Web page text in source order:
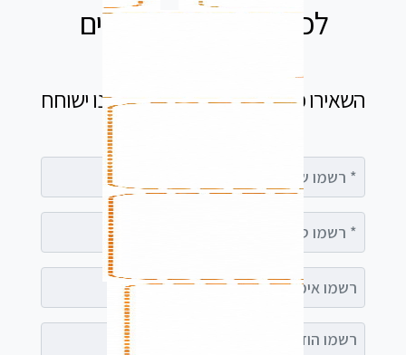
לכל שאלה אנחנו זמינים
השאירו פרטים בטופס ומיד נציג שלנו ישוחח
רשמו אימייל (אופציונלי)
רשמו הודעה (אופציונלי)